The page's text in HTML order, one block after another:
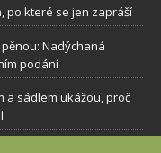
po které se jen zapráší
Nadýchaná
podání
a sádlem ukážou, proč